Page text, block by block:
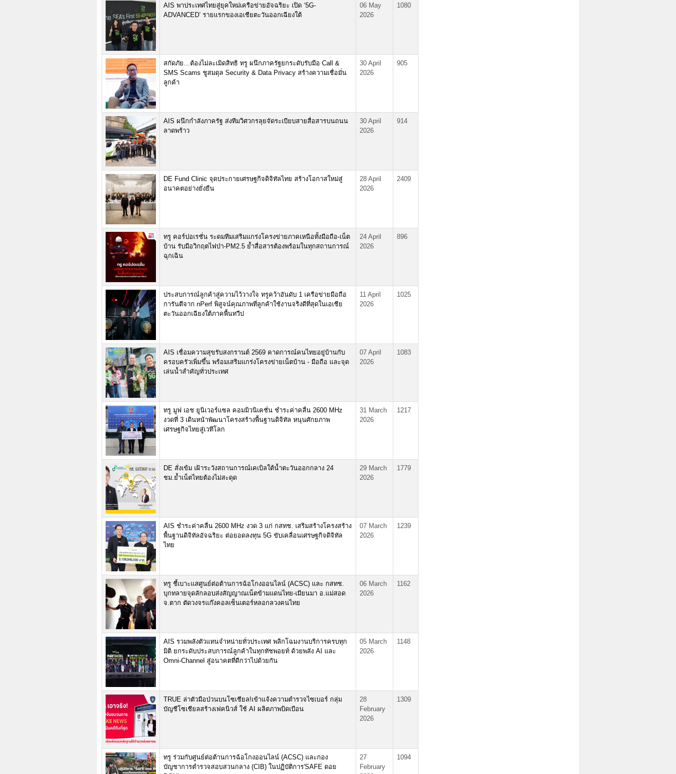
AIS พาประเทศไทยสู่ยุคใหม่เครือข่ายอัจฉริยะ เปิด ‘5G-
ADVANCED’ รายแรกของเอเชียตะวันออกเฉียงใต้
06 May
2026
1080
สกัดภัย…ต้องไม่ละเมิดสิทธิ ทรู ผนึกภาครัฐยกระดับรับมือ Call &
SMS Scams ชูสมดุล Security & Data Privacy สร้างความเชื่อมั่น
ลูกค้า
30 April
2026
905
AIS ผนึกกำลังภาครัฐ ส่งทีมวิศวกรลุยจัดระเบียบสายสื่อสารบนถนน
ลาดพร้าว
30 April
2026
914
DE Fund Clinic จุดประกายเศรษฐกิจดิจิทัลไทย สร้างโอกาสใหม่สู่
อนาคตอย่างยั่งยืน
28 April
2026
2409
ทรู คอร์ปอเรชั่น ระดมทีมเสริมแกร่งโครงข่ายภาคเหนือทั้งมือถือ-เน็ต
บ้าน รับมือวิกฤตไฟป่า-PM2.5 ย้ำสื่อสารต้องพร้อมในทุกสถานการณ์
ฉุกเฉิน
24 April
2026
896
ประสบการณ์ลูกค้าสู่ความไว้วางใจ ทรูคว้าอันดับ 1 เครือข่ายมือถือ
การันตีจาก nPerf พิสูจน์คุณภาพที่ลูกค้าใช้งานจริงดีที่สุดในเอเชีย
ตะวันออกเฉียงใต้ภาคพื้นทวีป
11 April
2026
1025
AIS เชื่อมความสุขรับสงกรานต์ 2569 คาดการณ์คนไทยอยู่บ้านกับ
ครอบครัวเพิ่มขึ้น พร้อมเสริมแกร่งโครงข่ายเน็ตบ้าน - มือถือ และจุด
เล่นน้ำสำคัญทั่วประเทศ
07 April
2026
1083
ทรู มูฟ เอช ยูนิเวอร์แซล คอมมิวนิเคชั่น ชำระค่าคลื่น 2600 MHz
งวดที่ 3 เดินหน้าพัฒนาโครงสร้างพื้นฐานดิจิทัล หนุนศักยภาพ
เศรษฐกิจไทยสู่เวทีโลก
31 March
2026
1217
DE สั่งเข้ม เฝ้าระวังสถานการณ์เคเบิลใต้น้ำตะวันออกกลาง 24
ชม.ย้ำเน็ตไทยต้องไม่สะดุด
29 March
2026
1779
AIS ชำระค่าคลื่น 2600 MHz งวด 3 แก่ กสทช. เสริมสร้างโครงสร้าง
พื้นฐานดิจิทัลอัจฉริยะ ต่อยอดลงทุน 5G ขับเคลื่อนเศรษฐกิจดิจิทัล
ไทย
07 March
2026
1239
ทรู ชี้เบาะแสศูนย์ต่อต้านการฉ้อโกงออนไลน์ (ACSC) และ กสทช.
บุกทลายจุดลักลอบส่งสัญญาณเน็ตข้ามแดนไทย-เมียนมา อ.แม่สอด
จ.ตาก ตัดวงจรแก๊งคอลเซ็นเตอร์หลอกลวงคนไทย
06 March
2026
1162
AIS รวมพลังตัวแทนจำหน่ายทั่วประเทศ พลิกโฉมงานบริการครบทุก
มิติ ยกระดับประสบการณ์ลูกค้าในทุกทัชพอยท์ ด้วยพลัง AI และ
Omni-Channel สู่อนาคตที่ดีกว่าไปด้วยกัน
05 March
2026
1148
TRUE ล่าตัวมือป่วนบนโซเชียล!เข้าแจ้งความตำรวจไซเบอร์ กลุ่ม
บัญชีโซเชียลสร้างเฟคนิวส์ ใช้ AI ผลิตภาพบิดเบือน
28
February
2026
1309
ทรู ร่วมกับศูนย์ต่อต้านการฉ้อโกงออนไลน์ (ACSC) และกอง
บัญชาการตำรวจสอบสวนกลาง (CIB) ในปฏิบัติการ'SAFE ดอย
27
February
1094